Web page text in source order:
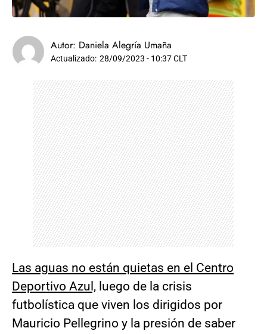
Autor: Daniela Alegría Umaña
Actualizado: 28/09/2023 - 10:37 CLT
Las aguas no están quietas en el Centro
Deportivo Azul, luego de la crisis
futbolística que viven los dirigidos por
Mauricio Pellegrino y la presión de saber